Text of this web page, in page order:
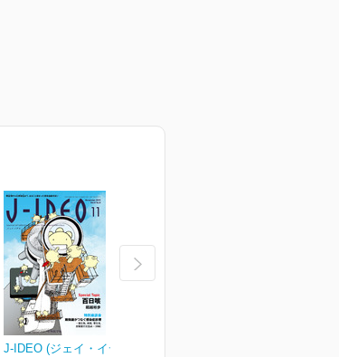
J-IDEO (ジェイ・イデオ)